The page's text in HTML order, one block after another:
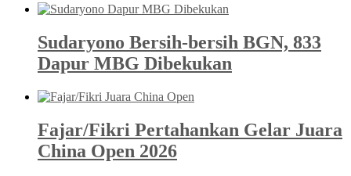
Sudaryono Bersih-bersih BGN, 833
Dapur MBG Dibekukan
Fajar/Fikri Pertahankan Gelar Juara
China Open 2026